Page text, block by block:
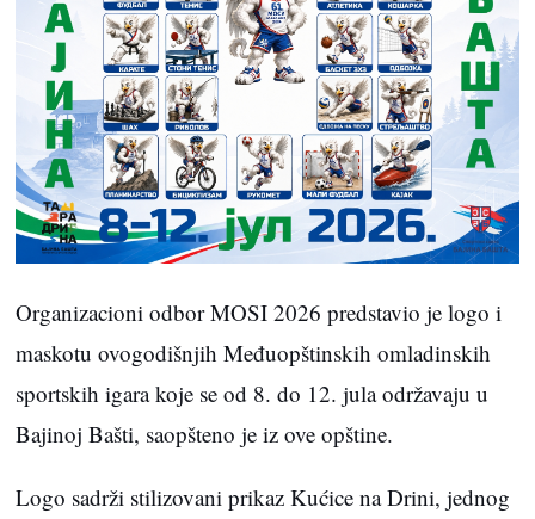
Organizacioni odbor MOSI 2026 predstavio je logo i
maskotu ovogodišnjih Međuopštinskih omladinskih
sportskih igara koje se od 8. do 12. jula održavaju u
Bajinoj Bašti, saopšteno je iz ove opštine.
Logo sadrži stilizovani prikaz Kućice na Drini, jednog